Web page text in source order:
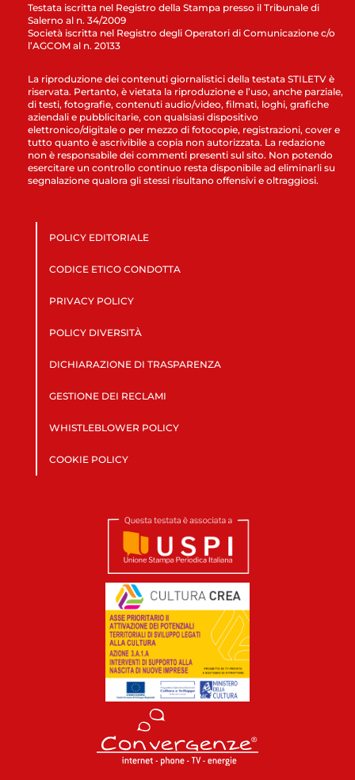
Testata iscritta nel Registro della Stampa presso il Tribunale di
Salerno al n. 34/2009
Società iscritta nel Registro degli Operatori di Comunicazione c/o
l’AGCOM al n. 20133
La riproduzione dei contenuti giornalistici della testata STILETV è
riservata. Pertanto, è vietata la riproduzione e l’uso, anche parziale,
di testi, fotografie, contenuti audio/video, filmati, loghi, grafiche
aziendali e pubblicitarie, con qualsiasi dispositivo
elettronico/digitale o per mezzo di fotocopie, registrazioni, cover e
tutto quanto è ascrivibile a copia non autorizzata. La redazione
non è responsabile dei commenti presenti sul sito. Non potendo
esercitare un controllo continuo resta disponibile ad eliminarli su
segnalazione qualora gli stessi risultano offensivi e oltraggiosi.
POLICY EDITORIALE
CODICE ETICO CONDOTTA
PRIVACY POLICY
POLICY DIVERSITÀ
DICHIARAZIONE DI TRASPARENZA
GESTIONE DEI RECLAMI
WHISTLEBLOWER POLICY
COOKIE POLICY